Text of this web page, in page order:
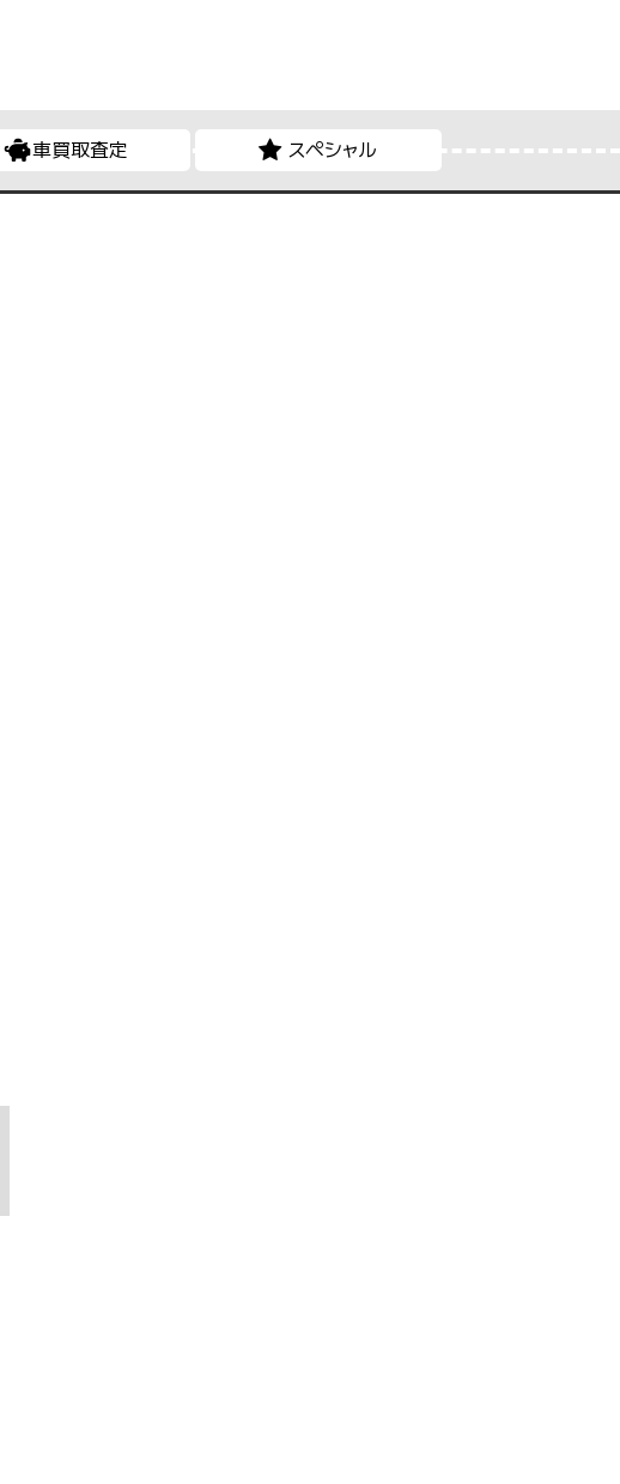
車買取査定 スペシャル